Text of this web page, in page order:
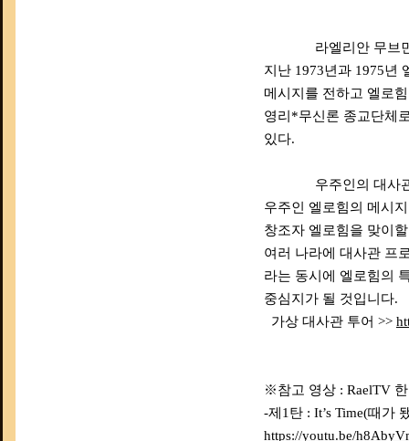
라엘리안 무브먼트
지난 1973년과 1975년
메시지를 전하고 엘로
영리*무신론 종교단체
있다.
우주인의 대사
우주인 엘로힘의 메시
창조자 엘로힘을 맞이
여러 나라에 대사관 프
라는 동시에 엘로힘의
중심지가 될 것입니다.
가상 대사관 투어 >>
※참고 영상 : RaelTV
-제1탄 : It’s Time(때가
https://youtu.be/